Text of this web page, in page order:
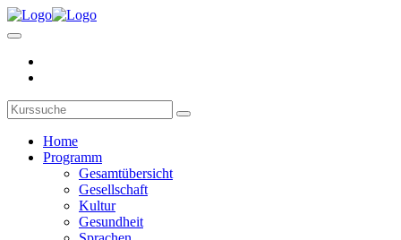
Home
Programm
Gesamtübersicht
Gesellschaft
Kultur
Gesundheit